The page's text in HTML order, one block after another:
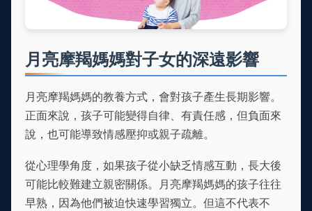
月亮摩羯媽媽對子女的深遠影響
月亮摩羯媽媽的教養方式，會對孩子產生長期影響。
正面來說，孩子可能變得自律、有責任感，但負面來
說，也可能導致情感壓抑或親子疏離。
從心理學角度，如果孩子從小缺乏情感互動，長大後
可能比較難建立親密關係。月亮摩羯媽媽的孩子往往
早熟，因為他們被迫快速學習獨立。但這不代表不